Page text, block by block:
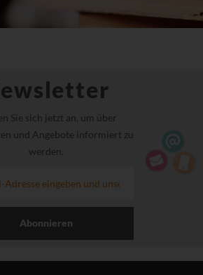
Sie sich jetzt an, um über
und Angebote informiert zu
werden.
Abonnieren